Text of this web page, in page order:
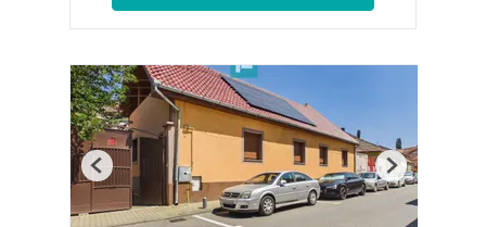
Previous Next